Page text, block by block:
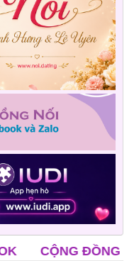
CỘNG ĐỒNG NỐI